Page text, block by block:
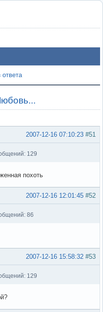
ответа
#51
2007-12-16 07:10:23
129
похоть
#52
2007-12-16 12:01:45
86
#53
2007-12-16 15:58:32
129